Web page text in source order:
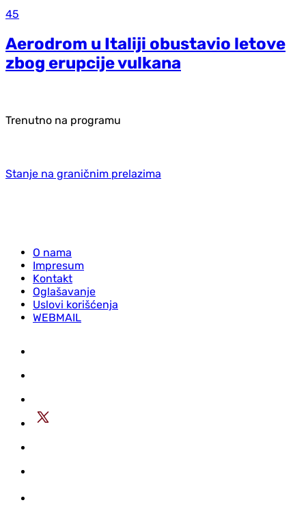
45
Aerodrom u Italiji obustavio letove
zbog erupcije vulkana
Trenutno na programu
Stanje na graničnim prelazima
O nama
Impresum
Kontakt
Oglašavanje
Uslovi korišćenja
WEBMAIL